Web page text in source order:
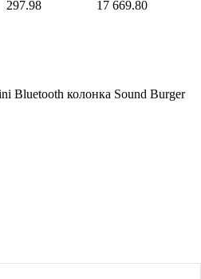
297.98 17 669.80
Bluetooth колонка Sound Burger